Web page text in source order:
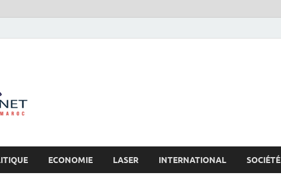
ECONOMIE LASER INTERNATIONAL SOCIÉTÉ